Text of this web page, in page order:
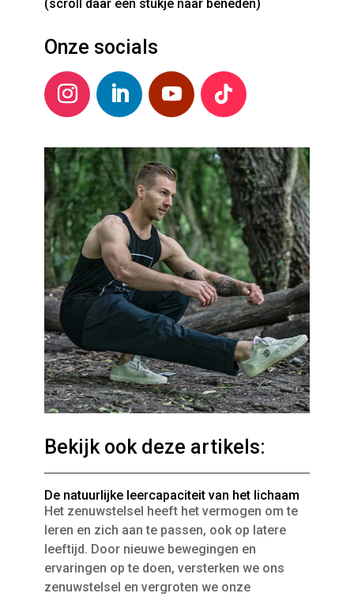
(scroll daar een stukje naar beneden)
Onze socials
Bekijk ook deze artikels:
De natuurlijke leercapaciteit van het lichaam
Het zenuwstelsel heeft het vermogen om te
leren en zich aan te passen, ook op latere
leeftijd. Door nieuwe bewegingen en
ervaringen op te doen, versterken we ons
zenuwstelsel en vergroten we onze